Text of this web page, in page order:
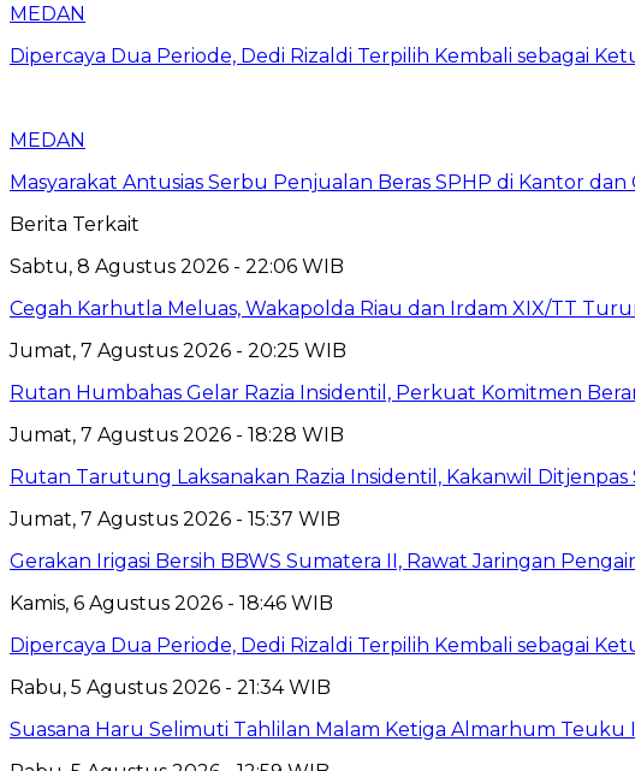
MEDAN
Dipercaya Dua Periode, Dedi Rizaldi Terpilih Kembali sebagai
MEDAN
Masyarakat Antusias Serbu Penjualan Beras SPHP di Kantor
Berita Terkait
Sabtu, 8 Agustus 2026 - 22:06 WIB
Cegah Karhutla Meluas, Wakapolda Riau dan Irdam XIX/TT
Jumat, 7 Agustus 2026 - 20:25 WIB
Rutan Humbahas Gelar Razia Insidentil, Perkuat Komitmen
Jumat, 7 Agustus 2026 - 18:28 WIB
Rutan Tarutung Laksanakan Razia Insidentil, Kakanwil
Jumat, 7 Agustus 2026 - 15:37 WIB
Gerakan Irigasi Bersih BBWS Sumatera II, Rawat Jaringan
Kamis, 6 Agustus 2026 - 18:46 WIB
Dipercaya Dua Periode, Dedi Rizaldi Terpilih Kembali sebagai
Rabu, 5 Agustus 2026 - 21:34 WIB
Suasana Haru Selimuti Tahlilan Malam Ketiga Almarhum Teuku